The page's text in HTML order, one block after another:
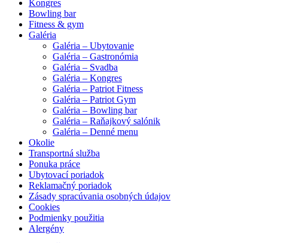
Kongres
Bowling bar
Fitness & gym
Galéria
Galéria – Ubytovanie
Galéria – Gastronómia
Galéria – Svadba
Galéria – Kongres
Galéria – Patriot Fitness
Galéria – Patriot Gym
Galéria – Bowling bar
Galéria – Raňajkový salónik
Galéria – Denné menu
Okolie
Transportná služba
Ponuka práce
Ubytovací poriadok
Reklamačný poriadok
Zásady spracúvania osobných údajov
Cookies
Podmienky použitia
Alergény